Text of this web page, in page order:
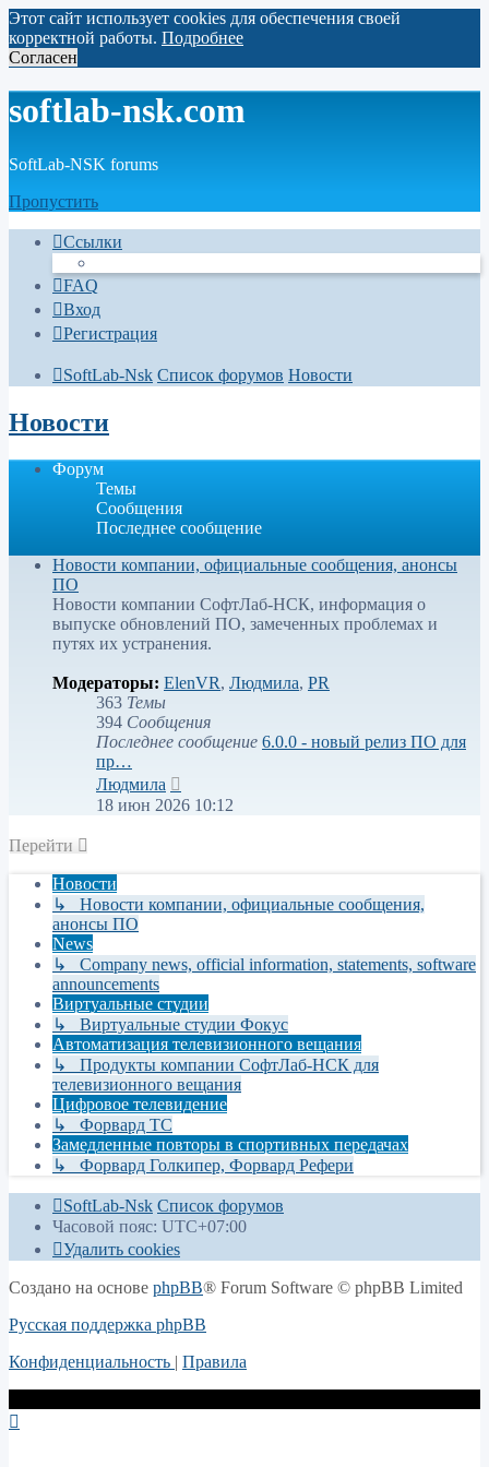
Этот сайт использует cookies для обеспечения своей
корректной работы. Подробнее
Согласен
softlab-nsk.com
SoftLab-NSK forums
Пропустить
Ссылки
FAQ
Вход
Регистрация
SoftLab-Nsk Список форумов Новости
Новости
Форум
Темы
Сообщения
Последнее сообщение
Новости компании, официальные сообщения, анонсы
ПО
Новости компании СофтЛаб-НСК, информация о
выпуске обновлений ПО, замеченных проблемах и
путях их устранения.
Модераторы: ElenVR, Людмила, PR
363 Темы
394 Сообщения
Последнее сообщение 6.0.0 - новый релиз ПО для
пр…
Людмила
к
18 июн 2026 10:12
Перейти
Новости
↳ Новости компании, официальные сообщения,
анонсы ПО
News
↳ Company news, official information, statements, software
announcements
Виртуальные студии
↳ Виртуальные студии Фокус
Автоматизация телевизионного вещания
↳ Продукты компании СофтЛаб-НСК для
телевизионного вещания
Цифровое телевидение
↳ Форвард ТС
Замедленные повторы в спортивных передачах
↳ Форвард Голкипер, Форвард Рефери
SoftLab-Nsk Список форумов
Часовой пояс: UTC+07:00
Удалить cookies
Создано на основе phpBB® Forum Software © phpBB Limited
Русская поддержка phpBB
Конфиденциальность | Правила